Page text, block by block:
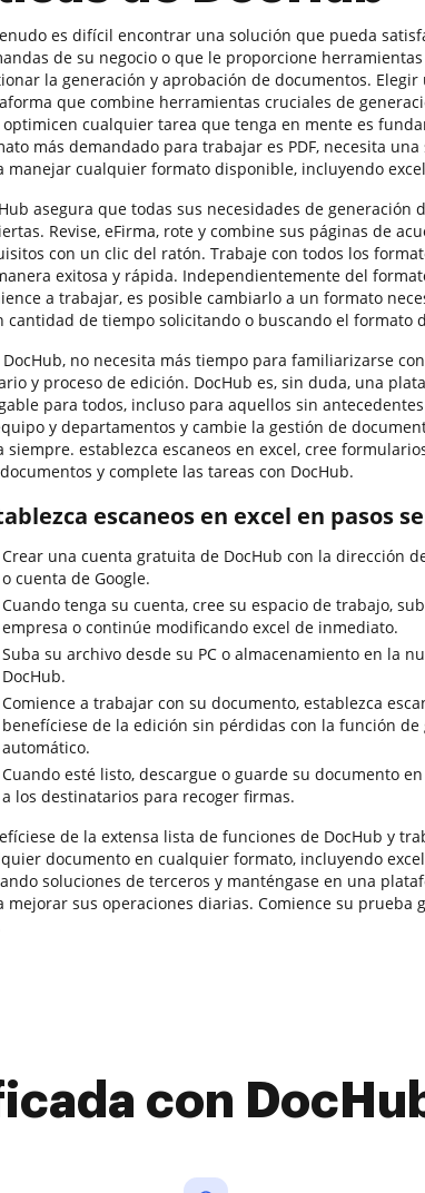
es difícil encontrar una solución que pueda
de su negocio o que le proporcione
la generación y aprobación de documentos. Elegir
que combine herramientas cruciales de
cualquier tarea que tenga en mente es
más demandado para trabajar es PDF, necesita
manejar cualquier formato disponible, incluyendo
asegura que todas sus necesidades de generación
Revise, eFirma, rote y combine sus páginas de
con un clic del ratón. Trabaje con todos los
exitosa y rápida. Independientemente del
a trabajar, es posible cambiarlo a un formato
cantidad de tiempo solicitando o buscando el formato
DocHub, no necesita más tiempo para familiarizarse
y proceso de edición. DocHub es, sin duda, una
para todos, incluso para aquellos sin
y departamentos y cambie la gestión de
siempre. establezca escaneos en excel, cree
y complete las tareas con DocHub.
escaneos en excel en pasos
Crear una cuenta gratuita de DocHub con la dirección
o cuenta de Google.
Cuando tenga su cuenta, cree su espacio de trabajo,
empresa o continúe modificando excel de inmediato.
Suba su archivo desde su PC o almacenamiento en la
DocHub.
Comience a trabajar con su documento, establezca
benefíciese de la edición sin pérdidas con la función de
automático.
Cuando esté listo, descargue o guarde su documento
a los destinatarios para recoger firmas.
de la extensa lista de funciones de DocHub y
documento en cualquier formato, incluyendo
soluciones de terceros y manténgase en una
mejorar sus operaciones diarias. Comience su prueba
con